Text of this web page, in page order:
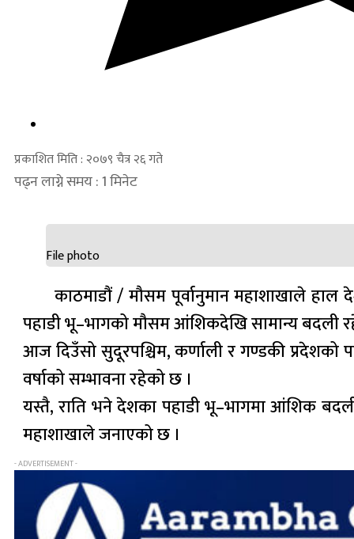
प्रकाशित मिति : २०७९ चैत्र २६ गते
पढ्न लाग्ने समय : 1 मिनेट
File photo
काठमाडौं / मौसम पूर्वानुमान महाशाखाले
पहाडी भू–भागको मौसम आंशिकदेखि सामान्य बदली
आज दिउँसो सुदूरपश्चिम, कर्णाली र गण्डकी प्रदेशको
वर्षाको सम्भावना रहेको छ ।
यस्तै, राति भने देशका पहाडी भू–भागमा आंशिक
महाशाखाले जनाएको छ ।
- ADVERTISEMENT -